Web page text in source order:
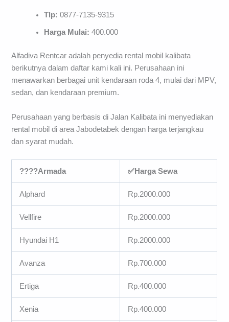
Tlp: 0877-7135-9315
Harga Mulai:400.000
Alfadiva Rentcar adalah penyedia rental mobil kalibata
berikutnya dalam daftar kami kali ini. Perusahaan ini
menawarkan berbagai unit kendaraan roda 4, mulai dari MPV,
sedan, dan kendaraan premium.
Perusahaan yang berbasis di Jalan Kalibata ini menyediakan
rental mobil di area Jabodetabek dengan harga terjangkau
dan syarat mudah.
????Armada ✅Harga Sewa
Alphard Rp.2000.000
Vellfire Rp.2000.000
Hyundai H1 Rp.2000.000
Avanza Rp.700.000
Ertiga Rp.400.000
Xenia Rp.400.000